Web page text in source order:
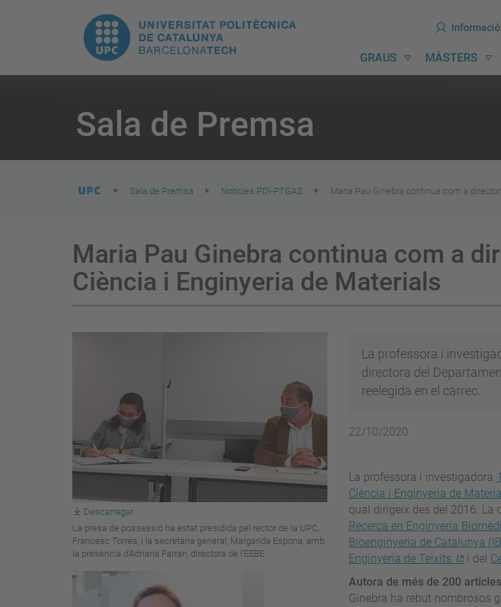
UPC.
Universitat
Politècnica
de
Catalunya
Ves
al
contingut
Ves
al
menú
Navegació
GRAUS MÀSTERS
Sala de Premsa
are
here:
Sala de Premsa Notícies PDI-PTGAS Maria Pau Ginebra continua com a
Maria Pau Ginebra continua com a
Ciència i Enginyeria de Materials
Descarregar
La presa de possessió ha estat presidida pel rector de la UPC,
Francesc Torres, i la secretària general, Margarida Espona, amb
la presència d'Adriana Farran, directora de l'EEBE.
La professora i
directora del
reelegida en el càrrec.
22/10/2020
La professora i investigadora
Ciència i Enginyeria de
qual dirigeix des del 2016. La
Recerca en Enginyeria
Bioenginyeria de Catalunya
Enginyeria de Teixits
i del
Autora de més de 200
Ginebra ha rebut nombrosos